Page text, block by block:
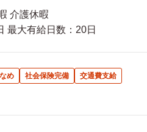
介護休暇
最大有給日数：20日
め 社会保険完備
交通費支給